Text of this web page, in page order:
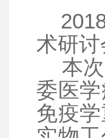
2018
术研
本次
委医
免疫